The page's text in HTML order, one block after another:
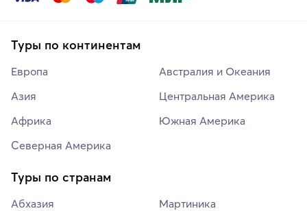
Туры по континентам
Европа
Азия
Африка
Северная Америка
Австралия и Океания
Центральная Америка
Южная Америка
Туры по странам
Абхазия
Мартиника